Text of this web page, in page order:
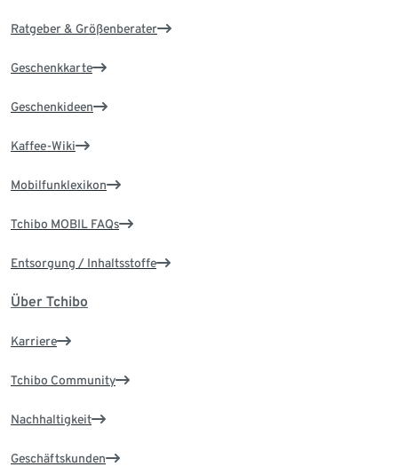
Ratgeber & Größenberater
Geschenkkarte
Geschenkideen
Kaffee-Wiki
Mobilfunklexikon
Tchibo MOBIL FAQs
Entsorgung / Inhaltsstoffe
Über Tchibo
Karriere
Tchibo Community
Nachhaltigkeit
Geschäftskunden